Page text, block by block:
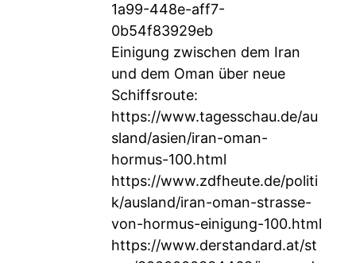
1a99-448e-aff7-
0b54f83929eb
Einigung zwischen dem Iran
und dem Oman über neue
Schiffsroute:
https://www.tagesschau.de/au
sland/asien/iran-oman-
hormus-100.html
https://www.zdfheute.de/politi
k/ausland/iran-oman-strasse-
von-hormus-einigung-100.html
https://www.derstandard.at/st